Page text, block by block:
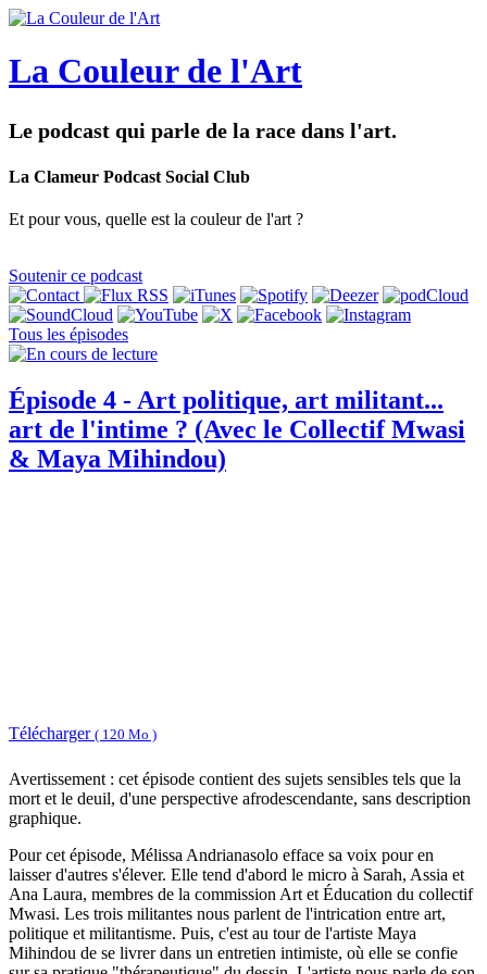
La Couleur de l'Art
Le podcast qui parle de la race dans l'art.
La Clameur Podcast Social Club
Et pour vous, quelle est la couleur de l'art ?
Soutenir ce podcast
Tous les épisodes
Épisode 4 - Art politique, art militant...
art de l'intime ? (Avec le Collectif Mwasi
& Maya Mihindou)
Télécharger ( 120 Mo )
Avertissement : cet épisode contient des sujets sensibles tels que la
mort et le deuil, d'une perspective afrodescendante, sans description
graphique.
Pour cet épisode, Mélissa Andrianasolo efface sa voix pour en
laisser d'autres s'élever. Elle tend d'abord le micro à Sarah, Assia et
Ana Laura, membres de la commission Art et Éducation du collectif
Mwasi. Les trois militantes nous parlent de l'intrication entre art,
politique et militantisme. Puis, c'est au tour de l'artiste Maya
Mihindou de se livrer dans un entretien intimiste, où elle se confie